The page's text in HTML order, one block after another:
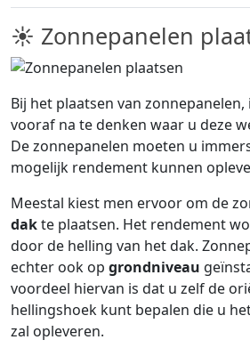
☀ Zonnepanelen
Bij het plaatsen van
vooraf na te denken waar u deze
De zonnepanelen moeten u
mogelijk rendement kunnen
Meestal kiest men ervoor om de
dakte plaatsen. Het rendement
door de helling van het dak.
echter ook op grondniveau
voordeel hiervan is dat u zelf de
hellingshoek kunt bepalen die u
zal opleveren.